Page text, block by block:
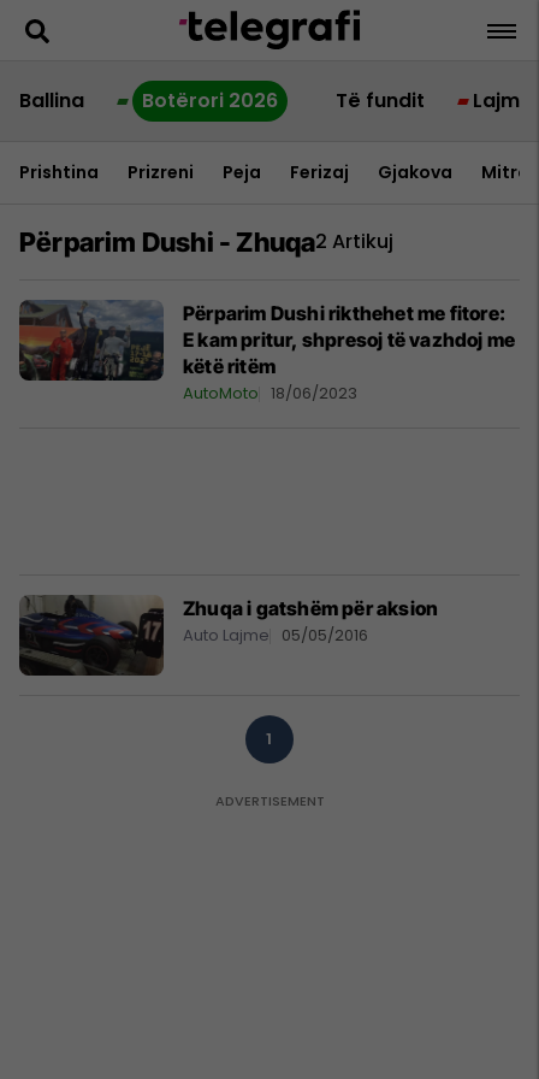
Ballina Botërori 2026 Të fundit Lajme
Prishtina Prizreni Peja Ferizaj Gjakova
Përparim Dushi - Zhuqa2 Artikuj
Përparim Dushi rikthehet me fitore:
E kam pritur, shpresoj të vazhdoj me
këtë ritëm
AutoMoto 18/06/2023
Zhuqa i gatshëm për aksion
Auto Lajme 05/05/2016
1